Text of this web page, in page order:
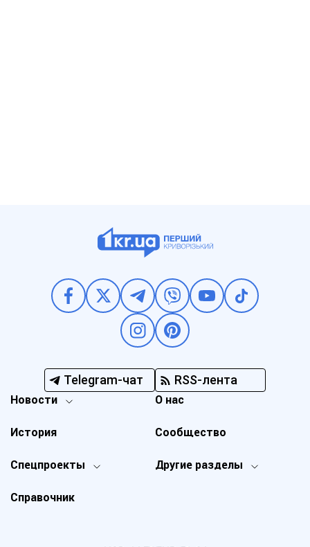
Telegram-чат RSS-лента
Новости
Спецпроекты Другие разделы
История
О нас
Справочник
Сообщество